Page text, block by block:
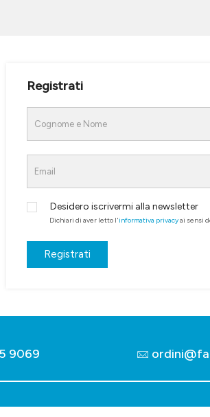
Registrati
Desidero iscrivermi alla newsletter
Dichiari di aver letto l'informativa privacyai sensi
Registrati
9069